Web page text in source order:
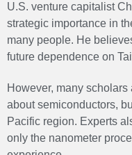
U.S. venture capitalist
strategic importance in
many people. He
future dependence on
However, many
about semiconductors,
Pacific region. Experts
only the nanometer